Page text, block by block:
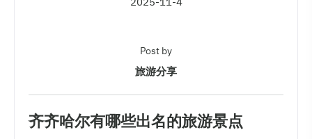
Post by
旅游分享
齐齐哈尔有哪些出名的旅游景点